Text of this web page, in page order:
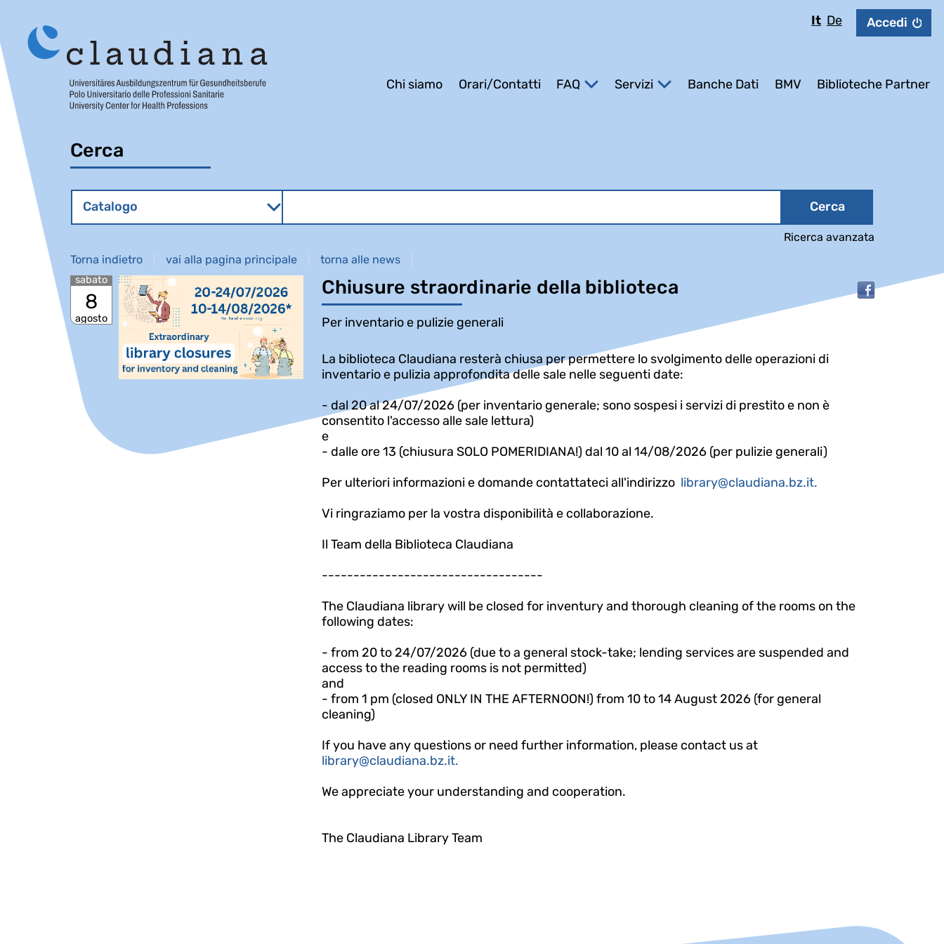
It De Accedi
Chi siamo Orari/Contatti FAQ Servizi Banche Dati BMV Biblioteche Partner
Cerca
Catalogo
Cerca su "Catalogo"
Cerca
Ricerca avanzata
Torna indietro
vai alla pagina principale torna alle news
sabato
8
agosto
Chiusure straordinarie della biblioteca
Per inventario e pulizie generali
La biblioteca Claudiana resterà chiusa per permettere lo svolgimento delle operazioni di
inventario e pulizia approfondita delle sale nelle seguenti date:
- dal 20 al 24/07/2026 (per inventario generale; sono sospesi i servizi di prestito e non è
consentito l'accesso alle sale lettura)
e
- dalle ore 13 (chiusura SOLO POMERIDIANA!) dal 10 al 14/08/2026 (per pulizie generali)
Per ulteriori informazioni e domande contattateci all'indirizzo library@claudiana.bz.it.
Vi ringraziamo per la vostra disponibilità e collaborazione.
Il Team della Biblioteca Claudiana
-----------------------------------
The Claudiana library will be closed for inventury and thorough cleaning of the rooms on the
following dates:
- from 20 to 24/07/2026 (due to a general stock-take; lending services are suspended and
access to the reading rooms is not permitted)
and
- from 1 pm (closed ONLY IN THE AFTERNOON!) from 10 to 14 August 2026 (for general
cleaning)
If you have any questions or need further information, please contact us at
library@claudiana.bz.it.
We appreciate your understanding and cooperation.
The Claudiana Library Team